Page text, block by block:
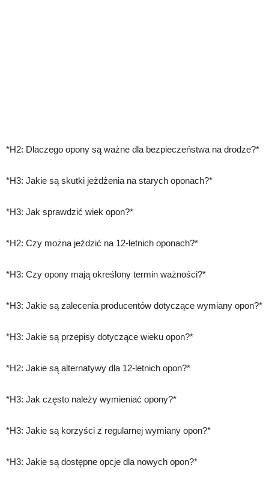
*H2: Dlaczego opony są ważne dla bezpieczeństwa na drodze?*
*H3: Jakie są skutki jeżdżenia na starych oponach?*
*H3: Jak sprawdzić wiek opon?*
*H2: Czy można jeździć na 12-letnich oponach?*
*H3: Czy opony mają określony termin ważności?*
*H3: Jakie są zalecenia producentów dotyczące wymiany opon?*
*H3: Jakie są przepisy dotyczące wieku opon?*
*H2: Jakie są alternatywy dla 12-letnich opon?*
*H3: Jak często należy wymieniać opony?*
*H3: Jakie są korzyści z regularnej wymiany opon?*
*H3: Jakie są dostępne opcje dla nowych opon?*